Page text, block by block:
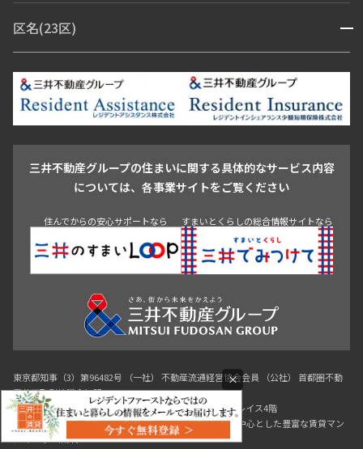
青山・表参道・原宿
日本橋・銀座
市ヶ谷・神楽坂・飯田橋
三田・芝・浜松町
芝浦・汐留・品川
月島・勝どき・豊洲
本郷・春日・小石川
新宿・代々木
目白・高田馬場・早稲田
中野・荻窪
池尻大橋・三軒茶屋
祐天寺・学芸大学・自由が丘
駒沢・用賀・二子玉川
成城・砧
池袋・板橋・王子
戸越・大井・蒲田
青山 渋谷 東京・大手町 新宿 品川
目黒・中目黒
神田・御茶ノ水・秋葉原
初台・幡ヶ谷・笹塚
区名(23区) 開閉
品川区
世田谷区 大田区 江東区 台東区 墨田区
中野区
豊島区
杉並区 板橋区 北区 練馬区 荒川区
足立区
三井不動産グループの住まいに関する具体的なサービス内容
については、各事業サイトをご覧ください
住んでからの安心サポートなら すまいとくらしの総合情報サイトなら
東京都知事（3）第96482号 （一社） 不動産流通経営協会会員 （公社） 首都圏不動
産公正取引協議会加盟
〒107-0052 東京都港区赤坂八丁目4番14号 青山タワープレイス4階
三井の賃貸「いちばんに、住む人のこと。」 東京都心を中心とした豊富な賃貸マン
ションのご紹介。
×